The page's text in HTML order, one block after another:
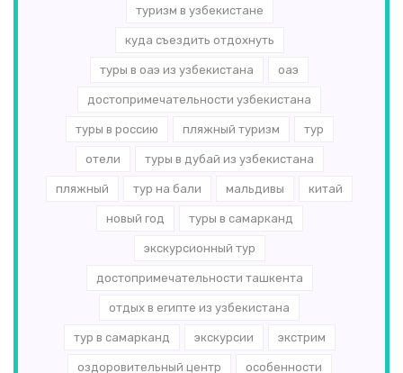
туризм в узбекистане
куда съездить отдохнуть
туры в оаэ из узбекистана оаэ
достопримечательности узбекистана
туры в россию пляжный туризм тур
отели туры в дубай из узбекистана
пляжный тур на бали мальдивы китай
новый год туры в самарканд
экскурсионный тур
достопримечательности ташкента
отдых в египте из узбекистана
тур в самарканд экскурсии экстрим
оздоровительный центр особенности